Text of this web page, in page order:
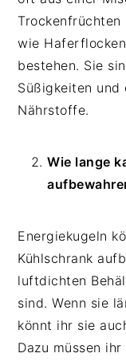
Trockenfrüchten
wie
bestehen. Sie
Süßigkeiten und
Nährstoffe.
Wie lange
Energiekugeln
Kühlschrank
luftdichten
sind. Wenn sie
könnt ihr sie
Dazu müssen